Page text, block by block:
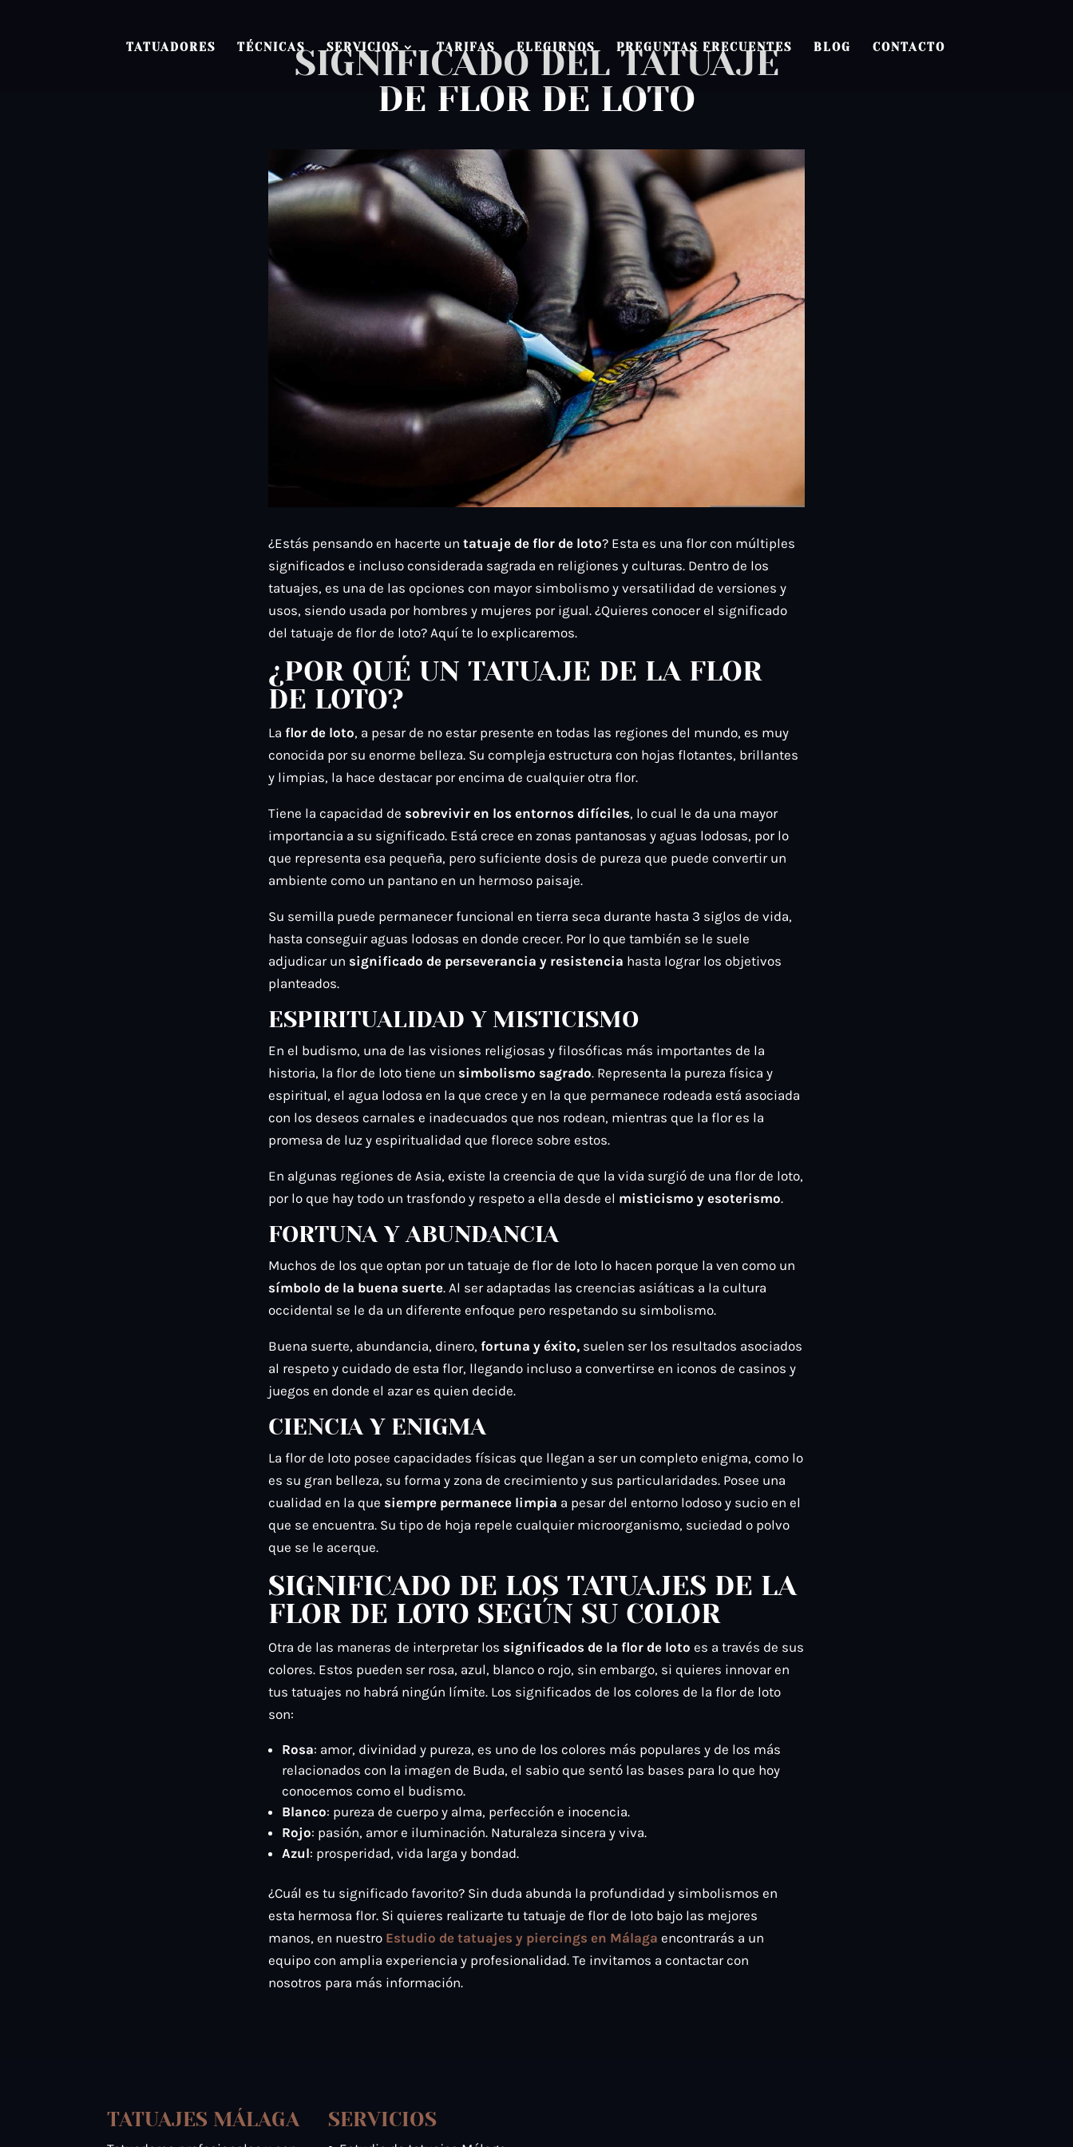
TATUADORES TÉCNICAS SERVICIOS TARIFAS ELEGIRNOS PREGUNTAS FRECUENTES BLOG CONTACTO
SIGNIFICADO DEL TATUAJE
DE FLOR DE LOTO
¿Estás pensando en hacerte un tatuaje de flor de loto? Esta es una flor con múltiples
significados e incluso considerada sagrada en religiones y culturas. Dentro de los
tatuajes, es una de las opciones con mayor simbolismo y versatilidad de versiones y
usos, siendo usada por hombres y mujeres por igual. ¿Quieres conocer el significado
del tatuaje de flor de loto? Aquí te lo explicaremos.
¿POR QUÉ UN TATUAJE DE LA FLOR
DE LOTO?
La flor de loto, a pesar de no estar presente en todas las regiones del mundo, es muy
conocida por su enorme belleza. Su compleja estructura con hojas flotantes, brillantes
y limpias, la hace destacar por encima de cualquier otra flor.
Tiene la capacidad de sobrevivir en los entornos difíciles, lo cual le da una mayor
importancia a su significado. Está crece en zonas pantanosas y aguas lodosas, por lo
que representa esa pequeña, pero suficiente dosis de pureza que puede convertir un
ambiente como un pantano en un hermoso paisaje.
Su semilla puede permanecer funcional en tierra seca durante hasta 3 siglos de vida,
hasta conseguir aguas lodosas en donde crecer. Por lo que también se le suele
adjudicar un significado de perseverancia y resistencia hasta lograr los objetivos
planteados.
ESPIRITUALIDAD Y MISTICISMO
En el budismo, una de las visiones religiosas y filosóficas más importantes de la
historia, la flor de loto tiene un simbolismo sagrado. Representa la pureza física y
espiritual, el agua lodosa en la que crece y en la que permanece rodeada está asociada
con los deseos carnales e inadecuados que nos rodean, mientras que la flor es la
promesa de luz y espiritualidad que florece sobre estos.
En algunas regiones de Asia, existe la creencia de que la vida surgió de una flor de loto,
por lo que hay todo un trasfondo y respeto a ella desde el misticismo y esoterismo.
FORTUNA Y ABUNDANCIA
Muchos de los que optan por un tatuaje de flor de loto lo hacen porque la ven como un
símbolo de la buena suerte. Al ser adaptadas las creencias asiáticas a la cultura
occidental se le da un diferente enfoque pero respetando su simbolismo.
Buena suerte, abundancia, dinero, fortuna y éxito, suelen ser los resultados asociados
al respeto y cuidado de esta flor, llegando incluso a convertirse en iconos de casinos y
juegos en donde el azar es quien decide.
CIENCIA Y ENIGMA
La flor de loto posee capacidades físicas que llegan a ser un completo enigma, como lo
es su gran belleza, su forma y zona de crecimiento y sus particularidades. Posee una
cualidad en la que siempre permanece limpia a pesar del entorno lodoso y sucio en el
que se encuentra. Su tipo de hoja repele cualquier microorganismo, suciedad o polvo
que se le acerque.
SIGNIFICADO DE LOS TATUAJES DE LA
FLOR DE LOTO SEGÚN SU COLOR
Otra de las maneras de interpretar los significados de la flor de loto es a través de sus
colores. Estos pueden ser rosa, azul, blanco o rojo, sin embargo, si quieres innovar en
tus tatuajes no habrá ningún límite. Los significados de los colores de la flor de loto
son:
Rosa: amor, divinidad y pureza, es uno de los colores más populares y de los más
relacionados con la imagen de Buda, el sabio que sentó las bases para lo que hoy
conocemos como el budismo.
Blanco: pureza de cuerpo y alma, perfección e inocencia.
Rojo: pasión, amor e iluminación. Naturaleza sincera y viva.
Azul: prosperidad, vida larga y bondad.
¿Cuál es tu significado favorito? Sin duda abunda la profundidad y simbolismos en
esta hermosa flor. Si quieres realizarte tu tatuaje de flor de loto bajo las mejores
manos, en nuestro Estudio de tatuajes y piercings en Málaga encontrarás a un
equipo con amplia experiencia y profesionalidad. Te invitamos a contactar con
nosotros para más información.
TATUAJES MÁLAGA SERVICIOS